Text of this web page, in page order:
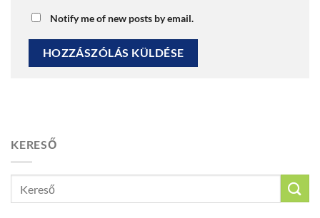
Notify me of new posts by email.
KERESŐ